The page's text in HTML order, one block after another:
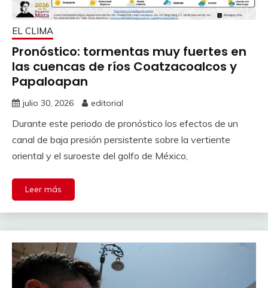
EL CLIMA
Pronóstico: tormentas muy fuertes en
las cuencas de ríos Coatzacoalcos y
Papaloapan
julio 30, 2026 editorial
Durante este periodo de pronóstico los efectos de un
canal de baja presión persistente sobre la vertiente
oriental y el suroeste del golfo de México,
Leer más